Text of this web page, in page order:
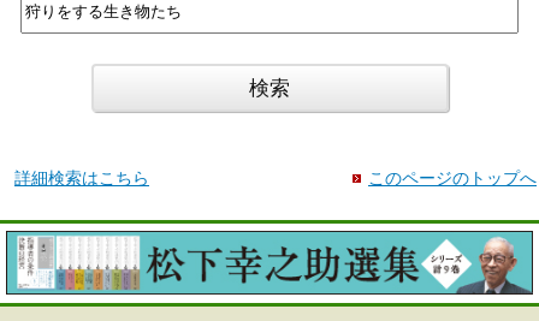
詳細検索はこちら このページのトップへ